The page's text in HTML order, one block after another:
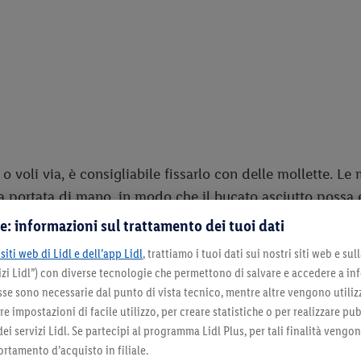
voli via, è consigliabile fissarlo con delle mollette.
portata di mano, in modo che il bucato asciutto
adatte per l'asciugatura
non è una buona idea. Ma a parte questo, il
sublimazione. La temperatura è di secondaria
rapidamente e facilmente l'umidità dal bucato.
informazioni sul trattamento dei tuoi dati
web di Lidl e dell’app Lidl, trattiamo i tuoi dati sui nostri siti web e
Lidl”) con diverse tecnologie che permettono di salvare e accedere a
sono necessarie dal punto di vista tecnico, mentre altre vengono
impostazioni di facile utilizzo, per creare statistiche o per realizzare
servizi Lidl. Se partecipi al programma Lidl Plus, per tali finalità
d’acquisto in filiale.